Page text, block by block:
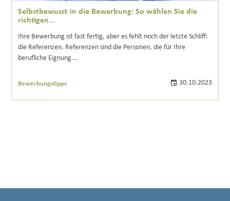
Selbstbewusst in die Bewerbung: So wählen Sie die
richtigen...
Ihre Bewerbung ist fast fertig, aber es fehlt noch der letzte Schliff:
die Referenzen. Referenzen sind die Personen, die für Ihre
berufliche Eignung...
Bewerbungstipps 30.10.2023